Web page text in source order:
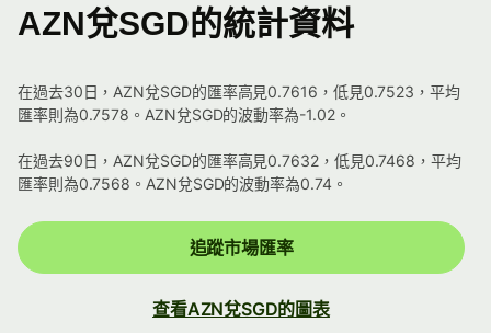
AZN兌SGD的統計資料
在過去30日，AZN兌SGD的匯率高見0.7616，低見0.7523，平均
匯率則為0.7578。AZN兌SGD的波動率為-1.02。
在過去90日，AZN兌SGD的匯率高見0.7632，低見0.7468，平均
匯率則為0.7568。AZN兌SGD的波動率為0.74。
追蹤市場匯率
查看AZN兌SGD的圖表